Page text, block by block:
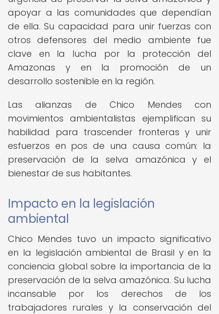
apoyar a las comunidades que dependían
de ella. Su capacidad para unir fuerzas con
otros defensores del medio ambiente fue
clave en la lucha por la protección del
Amazonas y en la promoción de un
desarrollo sostenible en la región.
Las alianzas de Chico Mendes con
movimientos ambientalistas ejemplifican su
habilidad para trascender fronteras y unir
esfuerzos en pos de una causa común: la
preservación de la selva amazónica y el
bienestar de sus habitantes.
Impacto en la legislación
ambiental
Chico Mendes tuvo un impacto significativo
en la legislación ambiental de Brasil y en la
conciencia global sobre la importancia de la
preservación de la selva amazónica. Su lucha
incansable por los derechos de los
trabajadores rurales y la conservación del